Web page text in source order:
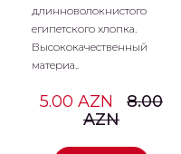
длинноволокнистого
египетского хлопка.
Высококачественный
материа..
5.00 AZN
8.00
AZN